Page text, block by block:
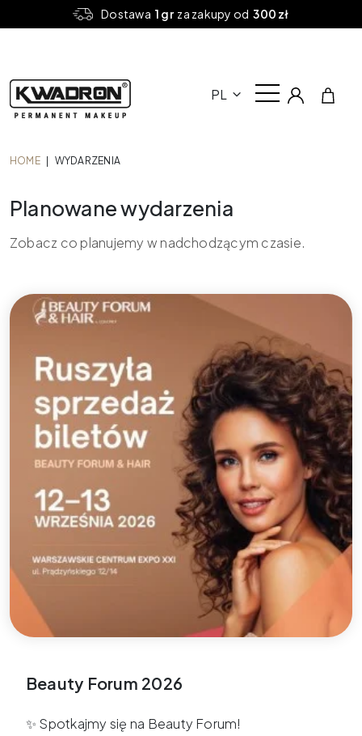
Dostawa 1 grza zakupy od 300 zł
PL
HOME WYDARZENIA
Planowane wydarzenia
Zobacz co planujemy w nadchodzącym czasie.
Beauty Forum 2026
✨ Spotkajmy się na Beauty Forum!